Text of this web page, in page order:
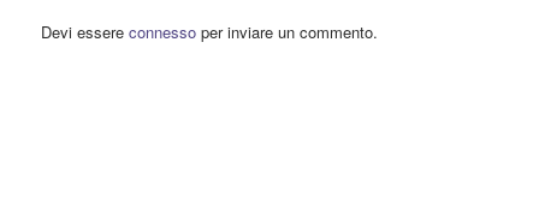
Devi essere connessoper inviare un commento.